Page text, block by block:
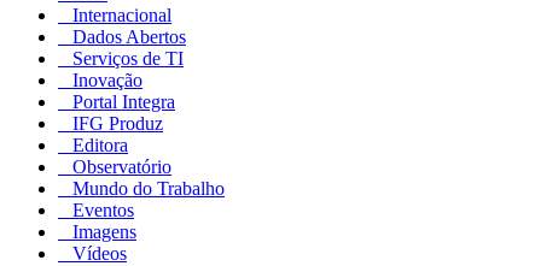
Internacional
Dados Abertos
Serviços de TI
Inovação
Portal Integra
IFG Produz
Editora
Observatório
Mundo do Trabalho
Eventos
Imagens
Vídeos